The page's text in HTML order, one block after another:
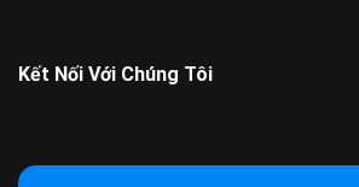
Kết Nối Với Chúng Tôi